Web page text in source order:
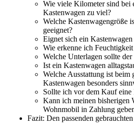
Wie viele Kilometer sind bei
Kastenwagen zu viel?
Welche Kastenwagengröße
geeignet?
Eignet sich ein
Wie erkenne ich
Welche Unterlagen sollte
Ist ein Kastenwagen
Welche Ausstattung ist beim
Kastenwagen besonders
Sollte ich vor dem Kauf eine
Kann ich meinen bisherigen
Wohnmobil in Zahlung
Fazit: Den passenden